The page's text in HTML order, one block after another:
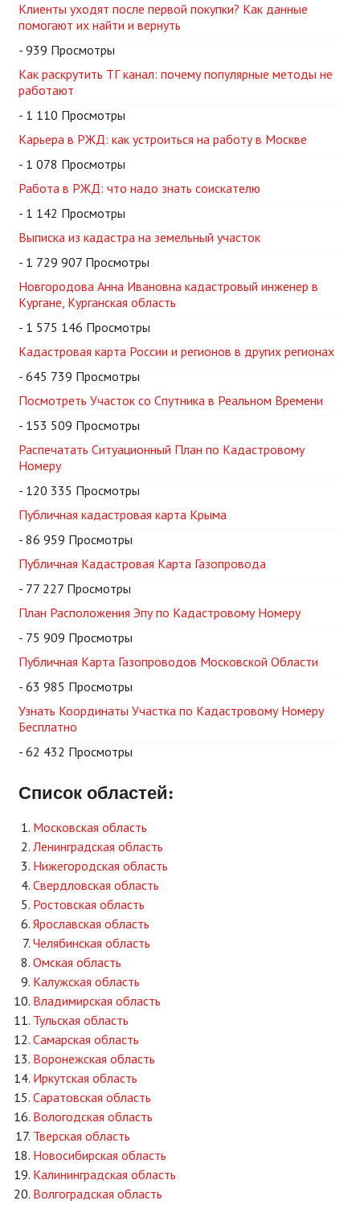
Клиенты уходят после первой покупки? Как данные
помогают их найти и вернуть
- 939 Просмотры
Как раскрутить ТГ канал: почему популярные методы не
работают
- 1 110 Просмотры
Карьера в РЖД: как устроиться на работу в Москве
- 1 078 Просмотры
Работа в РЖД: что надо знать соискателю
- 1 142 Просмотры
Выписка из кадастра на земельный участок
- 1 729 907 Просмотры
Новгородова Анна Ивановна кадастровый инженер в
Кургане, Курганская область
- 1 575 146 Просмотры
Кадастровая карта России и регионов в других регионах
- 645 739 Просмотры
Посмотреть Участок со Спутника в Реальном Времени
- 153 509 Просмотры
Распечатать Ситуационный План по Кадастровому
Номеру
- 120 335 Просмотры
Публичная кадастровая карта Крыма
- 86 959 Просмотры
Публичная Кадастровая Карта Газопровода
- 77 227 Просмотры
План Расположения Эпу по Кадастровому Номеру
- 75 909 Просмотры
Публичная Карта Газопроводов Московской Области
- 63 985 Просмотры
Узнать Координаты Участка по Кадастровому Номеру
Бесплатно
- 62 432 Просмотры
Список областей:
Московская область
Ленинградская область
Нижегородская область
Свердловская область
Ростовская область
Ярославская область
Челябинская область
Омская область
Калужская область
Владимирская область
Тульская область
Самарская область
Воронежская область
Иркутская область
Саратовская область
Вологодская область
Тверская область
Новосибирская область
Калининградская область
Волгоградская область